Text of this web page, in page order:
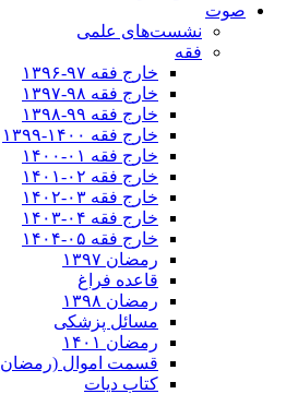
صوت
نشست‌های علمی
فقه
خارج فقه ۹۷-۱۳۹۶
خارج فقه ۹۸-۱۳۹۷
خارج فقه ۹۹-۱۳۹۸
خارج فقه ۱۴۰۰-۱۳۹۹
خارج فقه ۰۱-۱۴۰۰
خارج فقه ۰۲-۱۴۰۱
خارج فقه ۰۳-۱۴۰۲
خارج فقه ۰۴-۱۴۰۳
خارج فقه ۰۵-۱۴۰۴
رمضان ۱۳۹۷
قاعده فراغ
رمضان ۱۳۹۸
مسائل پزشکی
رمضان ۱۴۰۱
قسمت اموال (رمضان ۱۴۰۲)
کتاب دیات